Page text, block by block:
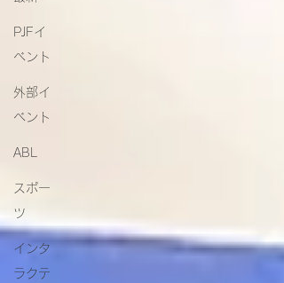
PJFイ
ベント
外部イ
ベント
ABL
スポー
ツ
インタ
ラクテ